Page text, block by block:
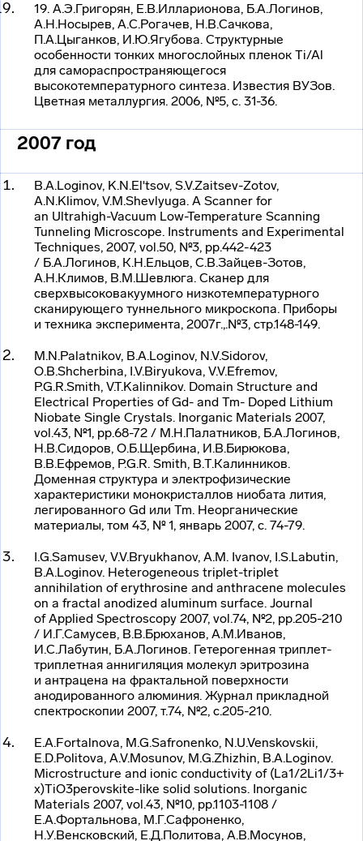
19. А.Э.Григорян, Е.В.Илларионова, Б.А.Логинов,
А.Н.Носырев, А.С.Рогачев, Н.В.Сачкова,
П.А.Цыганков, И.Ю.Ягубова. Структурные
особенности тонких многослойных пленок Ti/Al
для самораспространяющегося
высокотемпературного синтеза. Известия ВУЗов.
Цветная металлургия. 2006, №5, с. 31-36.
2007 год
B.A.Loginov, K.N.El'tsov, S.V.Zaitsev-Zotov,
A.N.Klimov, V.M.Shevlyuga. A Scanner for
an Ultrahigh-Vacuum Low-Temperature Scanning
Tunneling Microscope. Instruments and Experimental
Techniques, 2007, vol.50, №3, pp.442-423
/ Б.А.Логинов, К.Н.Ельцов, С.В.Зайцев-Зотов,
А.Н.Климов, В.М.Шевлюга. Сканер для
сверхвысоковакуумного низкотемпературного
сканирующего туннельного микроскопа. Приборы
и техника эксперимента, 2007г.,.№3, стр.148-149.
M.N.Palatnikov, B.A.Loginov, N.V.Sidorov,
O.B.Shcherbina, I.V.Biryukova, V.V.Efremov,
P.G.R.Smith, V.T.Kalinnikov. Domain Structure and
Electrical Properties of Gd- and Tm- Doped Lithium
Niobate Single Crystals. Inorganic Materials 2007,
vol.43, №1, pp.68-72 / М.Н.Палатников, Б.А.Логинов,
Н.В.Сидоров, О.Б.Щербина, И.В.Бирюкова,
В.В.Ефремов, P.G.R. Smith, В.Т.Калинников.
Доменная структура и электрофизические
характеристики монокристаллов ниобата лития,
легированного Gd или Tm. Неорганические
материалы, том 43, № 1, январь 2007, с. 74-79.
I.G.Samusev, V.V.Bryukhanov, A.M. Ivanov, I.S.Labutin,
B.A.Loginov. Heterogeneous triplet-triplet
annihilation of erythrosine and anthracene molecules
on a fractal anodized aluminum surface. Journal
of Applied Spectroscopy 2007, vol.74, №2, pp.205-210
/ И.Г.Самусев, В.В.Брюханов, А.М.Иванов,
И.С.Лабутин, Б.А.Логинов. Гетерогенная триплет-
триплетная аннигиляция молекул эритрозина
и антрацена на фрактальной поверхности
анодированного алюминия. Журнал прикладной
спектроскопии 2007, т.74, №2, с.205-210.
E.A.Fortalnova, M.G.Safronenko, N.U.Venskovskii,
E.D.Politova, A.V.Mosunov, M.G.Zhizhin, B.A.Loginov.
Microstructure and ionic conductivity of (La1/2Li1/3+
x)TiO3perovskite-like solid solutions. Inorganic
Materials 2007, vol.43, №10, pp.1103-1108 /
E.A.Фортальнова, М.Г.Сафроненко,
Н.У.Венсковский, Е.Д.Политова, А.В.Мосунов,